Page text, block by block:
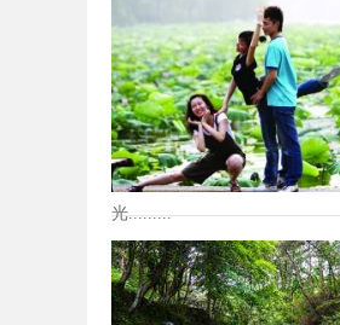
光.........